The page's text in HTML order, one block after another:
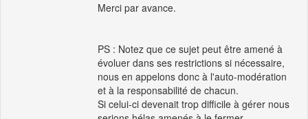
Merci par avance.
PS : Notez que ce sujet peut être amené à
évoluer dans ses restrictions si nécessaire,
nous en appelons donc à l'auto-modération
et à la responsabilité de chacun.
Si celui-ci devenait trop difficile à gérer nous